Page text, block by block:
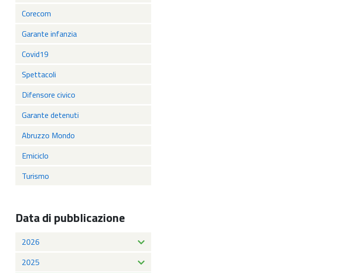
Corecom
Garante infanzia
Covid19
Spettacoli
Difensore civico
Garante detenuti
Abruzzo Mondo
Emiciclo
Turismo
Data di pubblicazione
2026
2025